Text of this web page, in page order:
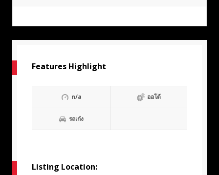
Features Highlight
n/a ออโต้
รถเก๋ง
Listing Location: